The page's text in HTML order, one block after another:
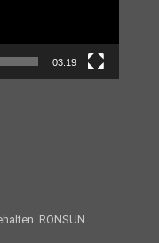
03:19
RONSUN